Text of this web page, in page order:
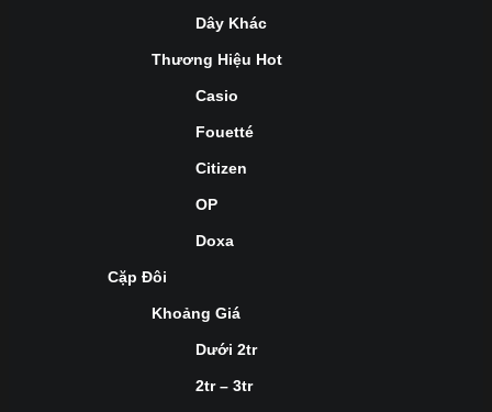
Dây Khác
Thương Hiệu Hot
Casio
Fouetté
Citizen
OP
Doxa
Cặp Đôi
Khoảng Giá
Dưới 2tr
2tr – 3tr